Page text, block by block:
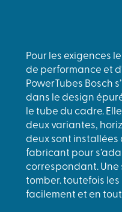
Pour les exigences
de performance et
PowerTubes Bosch
dans le design
le tube du cadre.
deux variantes,
deux sont
fabricant pour
correspondant. Une
tomber. toutefois
facilement et en